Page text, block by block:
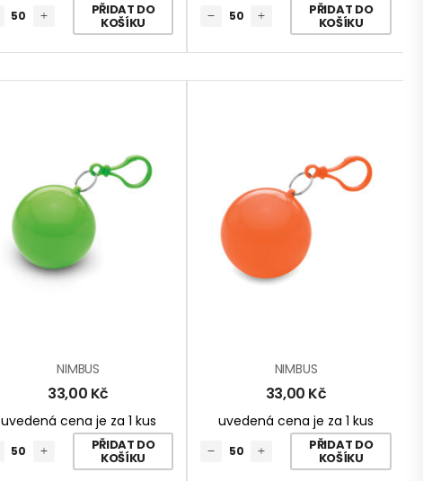
PŘIDAT DO
KOŠÍKU
PŘIDAT DO
KOŠÍKU
NIMBUS
33,00 Kč
uvedená cena je za 1 kus
PŘIDAT DO
KOŠÍKU
NIMBUS
33,00 Kč
uvedená cena je za 1 kus
PŘIDAT DO
KOŠÍKU